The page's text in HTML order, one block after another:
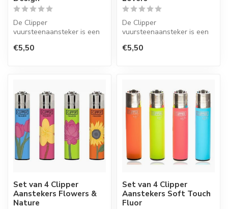
De Clipper
vuursteenaansteker is een
perfecte kwaliteit.
€5,50
De Clipper
vuursteenaansteker is een
perfecte kwaliteit.
€5,50
Set van 4 Clipper
Aanstekers Flowers &
Nature
Set van 4 Clipper
Aanstekers Soft Touch
Fluor